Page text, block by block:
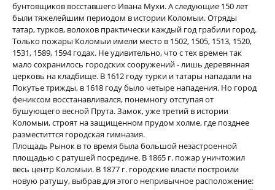
бунтовщиков восставшего Ивана Мухи. А следующие 150 лет
были тяжелейшим периодом в истории Коломыи. Отряды
татар, турков, волохов практически каждый год грабили город.
Только пожары Коломыи имели место в 1502, 1505, 1513, 1520,
1531, 1589, 1594 годах. Не удивительно, что с тех времен так
мало сохранилось городских сооружений - лишь деревянная
церковь на кладбище. В 1612 году турки и татары нападали на
Покутье трижды, в 1618 году было четыре нападения. Но город
фениксом восстанавливался, понемногу отступая от
бушующего весной Прута. Замок, уже третий в истории
Коломыи, строят на защищенном прудом холме, где позднее
разместиттся городская гимназия.
Площадь Рынок в то время была большой незастроенной
площадью с ратушей посредине. В 1865 г. пожар уничтожил
весь центр Коломыи. В 1877 г. городские власти построили
новую ратушу, выбрав для этого непривычное расположение: